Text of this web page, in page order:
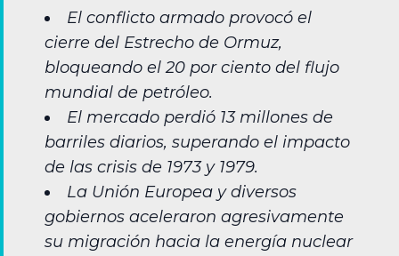
El conflicto armado provocó el
cierre del Estrecho de Ormuz,
bloqueando el 20 por ciento del flujo
mundial de petróleo.
El mercado perdió 13 millones de
barriles diarios, superando el impacto
de las crisis de 1973 y 1979.
La Unión Europea y diversos
gobiernos aceleraron agresivamente
su migración hacia la energía nuclear